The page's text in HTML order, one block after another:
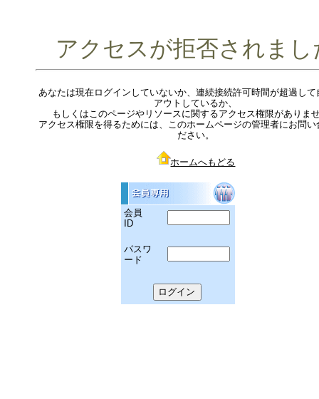
アクセスが拒否されまし
あなたは現在ログインしていないか、連続接続許可時間が超過して
アウトしているか、
もしくはこのページやリソースに関するアクセス権限がありま
アクセス権限を得るためには、このホームページの管理者にお問い
ださい。
ホームへもどる
会員
ID
パスワ
ード